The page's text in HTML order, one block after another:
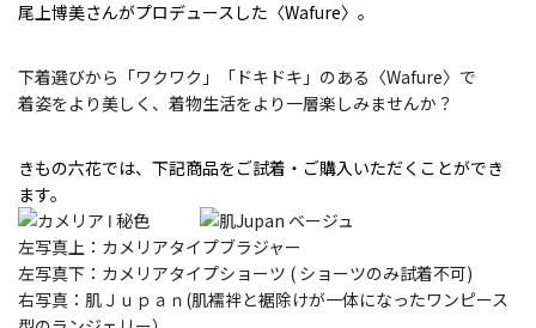
尾上博美さんがプロデュースした〈Wafure〉。
下着選びから「ワクワク」「ドキドキ」のある〈Wafure〉で
着姿をより美しく、着物生活をより一層楽しみませんか？
きもの六花では、下記商品をご試着・ ご購入いただくことができ
ます。
左写真上：カメリアタイプブラジャー
左写真下：カメリアタイプショーツ ( ショーツのみ試着不可)
右写真：肌Ｊｕｐａｎ(肌襦袢と裾除けが一体になったワンピース